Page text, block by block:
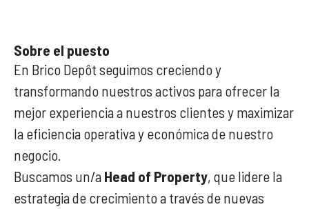
Sobre el puesto
En Brico Depôt seguimos creciendo y
transformando nuestros activos para ofrecer la
mejor experiencia a nuestros clientes y maximizar
la eficiencia operativa y económica de nuestro
negocio.
Buscamos un/a Head of Property, que lidere la
estrategia de crecimiento a través de nuevas